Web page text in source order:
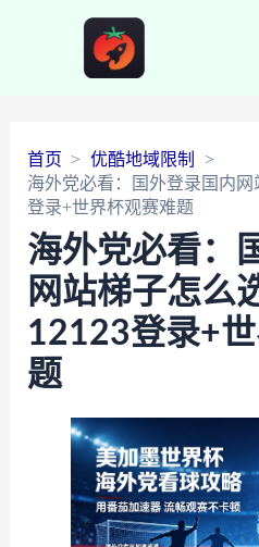
首页
优酷地域限制
海外党必看：国外登录国内网
登录+世界杯观赛难题
海外党必看：
网站梯子怎么
12123登录+
题